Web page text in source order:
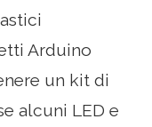
Arduino
un kit di
alcuni LED e